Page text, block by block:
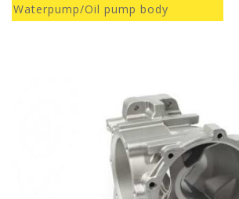
Waterpump/Oil pump body